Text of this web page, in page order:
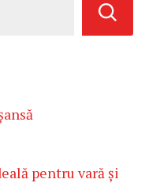
pentru vară și